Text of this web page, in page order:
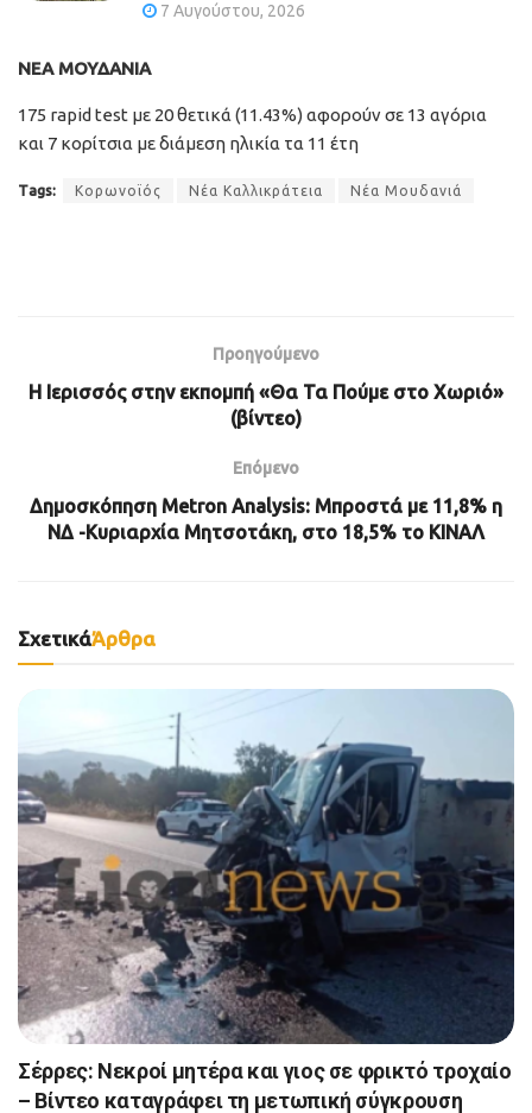
7 Αυγούστου, 2026
ΝΕΑ ΜΟΥΔΑΝΙΑ
175 rapid test με 20 θετικά (11.43%) αφορούν σε 13 αγόρια
και 7 κορίτσια με διάμεση ηλικία τα 11 έτη
Tags: Κορωνοϊός Νέα Καλλικράτεια Νέα Μουδανιά
Προηγούμενο
Η Ιερισσός στην εκπομπή «Θα Τα Πούμε στο Χωριό»
(βίντεο)
Επόμενο
Δημοσκόπηση Metron Analysis: Μπροστά με 11,8% η
ΝΔ -Κυριαρχία Μητσοτάκη, στο 18,5% το ΚΙΝΑΛ
ΣχετικάΆρθρα
Σέρρες: Νεκροί μητέρα και γιος σε φρικτό τροχαίο
– Βίντεο καταγράφει τη μετωπική σύγκρουση